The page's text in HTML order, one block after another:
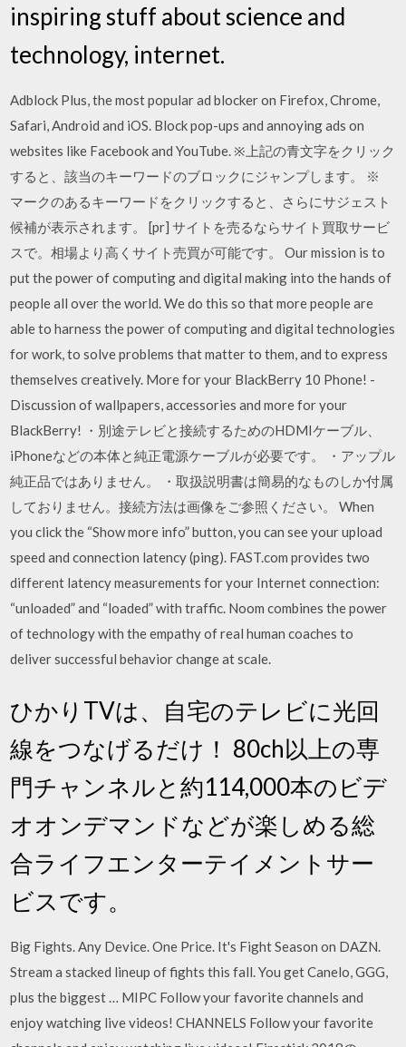
inspiring stuff about science and
technology, internet.
Adblock Plus, the most popular ad blocker on Firefox, Chrome,
Safari, Android and iOS. Block pop-ups and annoying ads on
websites like Facebook and YouTube. ※上記の青文字をクリック
すると、該当のキーワードのブロックにジャンプします。 ※
マークのあるキーワードをクリックすると、さらにサジェスト
候補が表示されます。 [pr] サイトを売るならサイト買取サービ
スで。相場より高くサイト売買が可能です。 Our mission is to
put the power of computing and digital making into the hands of
people all over the world. We do this so that more people are
able to harness the power of computing and digital technologies
for work, to solve problems that matter to them, and to express
themselves creatively. More for your BlackBerry 10 Phone! -
Discussion of wallpapers, accessories and more for your
BlackBerry! ・別途テレビと接続するためのHDMIケーブル、
iPhoneなどの本体と純正電源ケーブルが必要です。 ・アップル
純正品ではありません。 ・取扱説明書は簡易的なものしか付属
しておりません。接続方法は画像をご参照ください。 When
you click the “Show more info” button, you can see your upload
speed and connection latency (ping). FAST.com provides two
different latency measurements for your Internet connection:
“unloaded” and “loaded” with traffic. Noom combines the power
of technology with the empathy of real human coaches to
deliver successful behavior change at scale.
ひかりTVは、自宅のテレビに光回
線をつなげるだけ！ 80ch以上の専
門チャンネルと約114,000本のビデ
オオンデマンドなどが楽しめる総
合ライフエンターテイメントサー
ビスです。
Big Fights. Any Device. One Price. It's Fight Season on DAZN.
Stream a stacked lineup of fights this fall. You get Canelo, GGG,
plus the biggest … MIPC Follow your favorite channels and
enjoy watching live videos! CHANNELS Follow your favorite